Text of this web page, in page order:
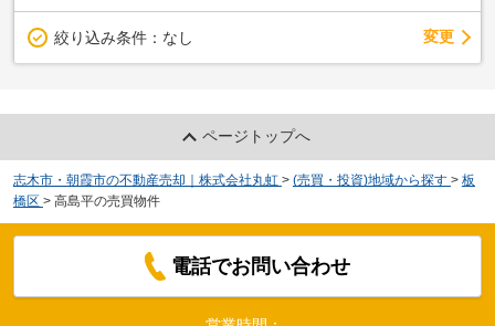
絞り込み条件： なし 変更
ページトップへ
志木市・朝霞市の不動産売却｜株式会社丸虹 > (売買・投資)地域から探す > 板
橋区 > 高島平の売買物件
電話でお問い合わせ